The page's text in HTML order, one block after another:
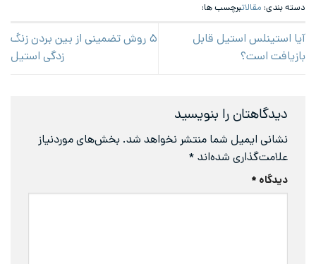
دسته بندی: مقالاتبرچسب ها:
آیا استینلس استیل قابل
بازیافت است؟
۵ روش تضمینی از بین بردن زنگ
زدگی استیل
دیدگاهتان را بنویسید
نشانی ایمیل شما منتشر نخواهد شد. بخش‌های موردنیاز
علامت‌گذاری شده‌اند *
دیدگاه *